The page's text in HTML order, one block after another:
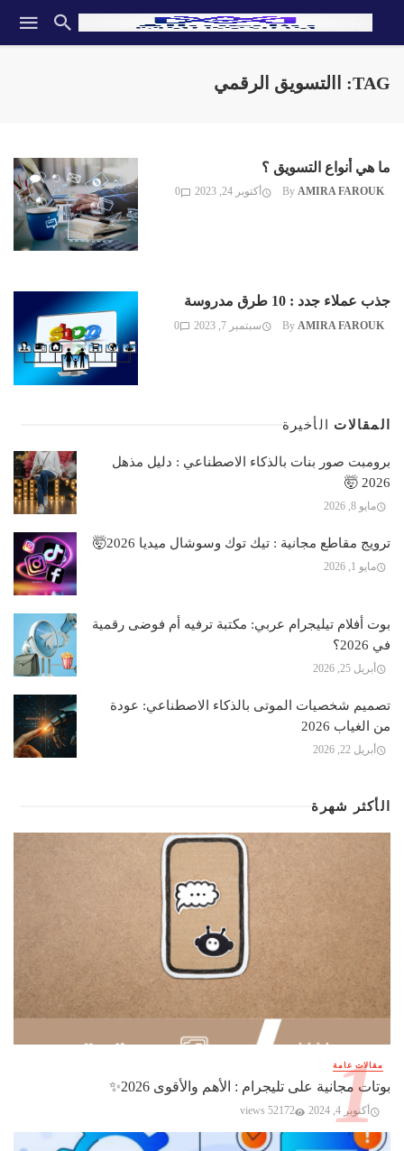
TAG: االتسويق الرقمي
ما هي أنواع التسويق ؟
By AMIRA FAROUK أكتوبر 24, 2023 0
جذب عملاء جدد : 10 طرق مدروسة
By AMIRA FAROUK سبتمبر 7, 2023 0
المقالات الأخيرة
برومبت صور بنات بالذكاء الاصطناعي : دليل مذهل
2026 🤯
مايو 8, 2026
ترويج مقاطع مجانية : تيك توك وسوشال ميديا 2026🤯
مايو 1, 2026
بوت أفلام تيليجرام عربي: مكتبة ترفيه أم فوضى رقمية
في 2026؟
أبريل 25, 2026
تصميم شخصيات الموتى بالذكاء الاصطناعي: عودة
من الغياب 2026
أبريل 22, 2026
الأكثر شهرة
مقالات عامة
بوتات مجانية على تليجرام : الأهم والأقوى 2026✨️
أكتوبر 4, 2024 52172 views